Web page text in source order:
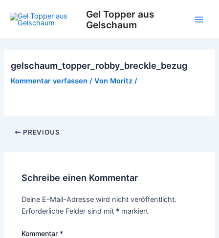
Inhalt
springen
Gel Topper aus
Gelschaum
gelschaum_topper_robby_breckle_bezug
Kommentar verfassen / Von Moritz/
Post
PREVIOUS
Schreibe einen Kommentar
Deine E-Mail-Adresse wird nicht veröffentlicht.
Erforderliche Felder sind mit * markiert
Kommentar *